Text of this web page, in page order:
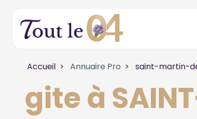
Accueil Annuaire Pro saint-martin-
gite à